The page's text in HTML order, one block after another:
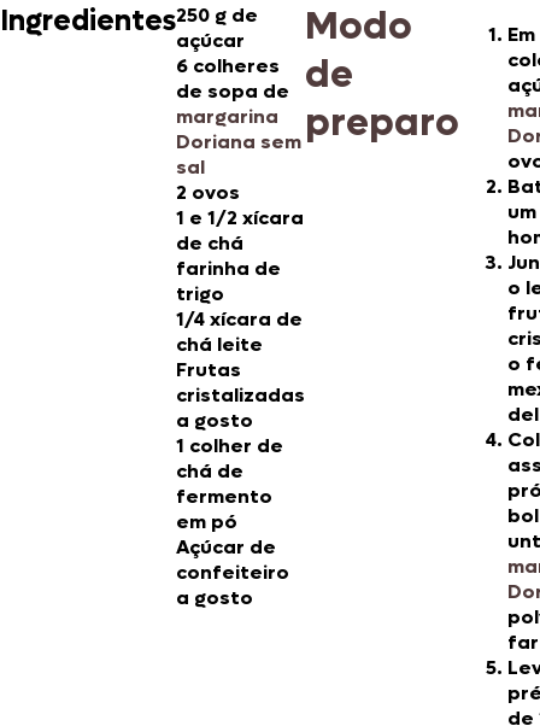
Ingredientes250 g de
açúcar
6 colheres
de sopa de
margarina
Doriana sem
sal
2 ovos
1 e 1/2 xícara
de chá
farinha de
trigo
1/4 xícara de
chá leite
Frutas
cristalizadas
a gosto
1 colher de
chá de
fermento
em pó
Açúcar de
confeiteiro
a gosto
Modo
de
preparo
o
o
de